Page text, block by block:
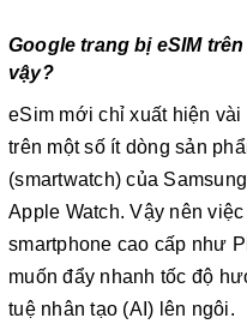
Google trang bị eSIM
vậy?
eSim mới chỉ xuất hiện
trên một số ít dòng sản
(smartwatch) của
Apple Watch. Vậy nên
smartphone cao cấp như
muốn đẩy nhanh tốc độ
tuệ nhân tạo (AI) lên ngôi.